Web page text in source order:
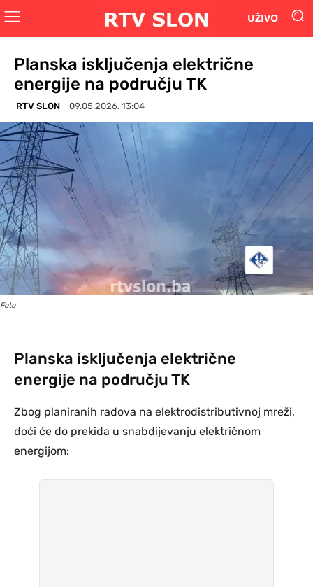
UŽIVO
Planska isključenja električne
energije na području TK
RTV SLON 09.05.2026. 13:04
Foto
Planska isključenja električne
energije na području TK
Zbog planiranih radova na elektrodistributivnoj mreži,
doći će do prekida u snabdijevanju električnom
energijom: